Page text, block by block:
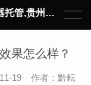
贵州黔耘信息企业官网-贵州服务器托管,贵州主机托管,云服务器托管,数据中心托管,网络设备托管,服务器租用,托管服务提供商,服务器管理-黔耘信息 贵州数据中心机柜租用-专业贵州IDC托管服务器维修
果怎么样？
19 作者：黔耘